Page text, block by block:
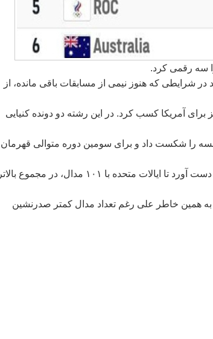
سه رقمی کرد.
شرایطی که هنوز نیمی از مسابقات باقی مانده، از
یک برنز برای آمریکا کسب کرد. در این رشته دو دونده کنیایی
در فینال بسکتبال تیم ملی آمریکا با نتیجه ۸۷-۸۲ فرانسه را شکست داد و برای سومین دوره متوالی قهرمان
در گلف انفرادی نیز کوردا ورزشکار آمریکایی یک مدال طلا را به دست آورد تا ایالات متحده با ۱۰۱ مدال، در مجموع بالاتر
به همین خاطر علی رغم تعداد مدال کمتر صدرنشین